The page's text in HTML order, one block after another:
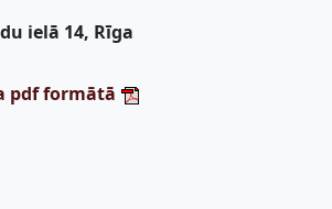
ielā 14, Rīga
pdf formātā